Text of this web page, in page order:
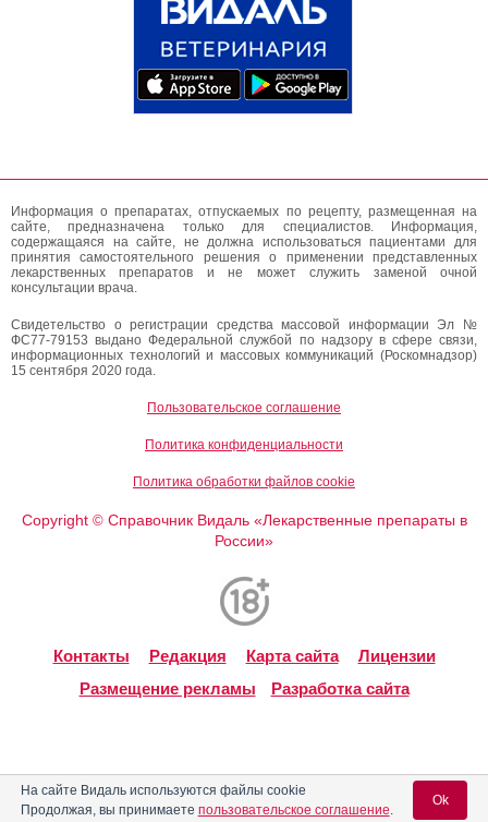
Информация о препаратах, отпускаемых по рецепту, размещенная на
сайте, предназначена только для специалистов. Информация,
содержащаяся на сайте, не должна использоваться пациентами для
принятия самостоятельного решения о применении представленных
лекарственных препаратов и не может служить заменой очной
консультации врача.
Свидетельство о регистрации средства массовой информации Эл №
ФС77-79153 выдано Федеральной службой по надзору в сфере связи,
информационных технологий и массовых коммуникаций (Роскомнадзор)
15 сентября 2020 года.
Пользовательское соглашение
Политика конфиденциальности
Политика обработки файлов cookie
Copyright ©Справочник Видаль «Лекарственные препараты в
России»
Контакты Редакция Карта сайта
Лицензии
Размещение рекламы
Разработка сайта
На сайте Видаль используются файлы cookie
Продолжая, вы принимаете пользовательское соглашение.
Ok